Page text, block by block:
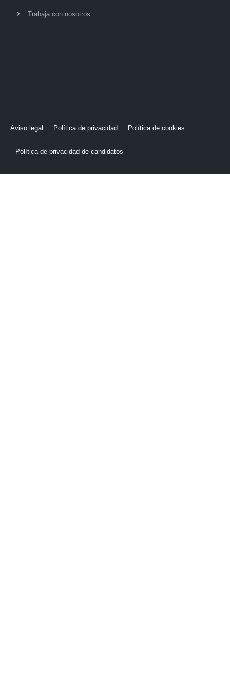
Trabaja con nosotros
Aviso legal Política de privacidad Política de cookies
Política de privacidad de candidatos